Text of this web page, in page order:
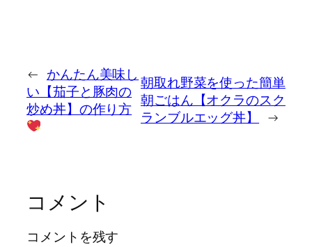
← かんたん美味し
い【茄子と豚肉の
炒め丼】の作り方
朝取れ野菜を使った簡単
朝ごはん【オクラのスク
ランブルエッグ丼】
→
コメント
コメントを残す